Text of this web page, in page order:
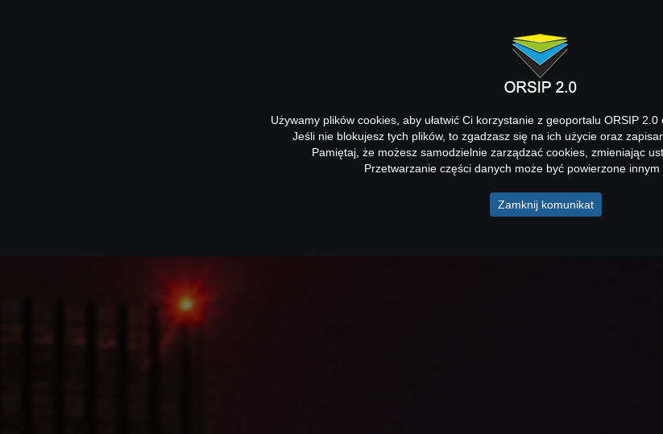
Używamy plików cookies, aby ułatwić Ci korzystanie z geoportalu ORSIP 2.0
Jeśli nie blokujesz tych plików, to zgadzasz się na ich użycie oraz
Pamiętaj, że możesz samodzielnie zarządzać cookies, zmieniając
Przetwarzanie części danych może być powierzone innym
Zamknij komunikat